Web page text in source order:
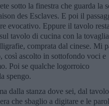
sotto la finestra che guarda la
des Esclaves. E poi il
evocativo. Eppure il tavolo
tavolo di cucina con la
comprata dal cinese. Mi
così ascolto in sottofondo voci e
Poi se qualche logorroico
spengo.
dalla stanza dove sei, dal
che sbaglio a digitare e le